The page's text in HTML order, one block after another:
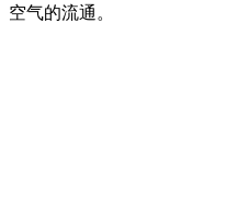
空气的流通。